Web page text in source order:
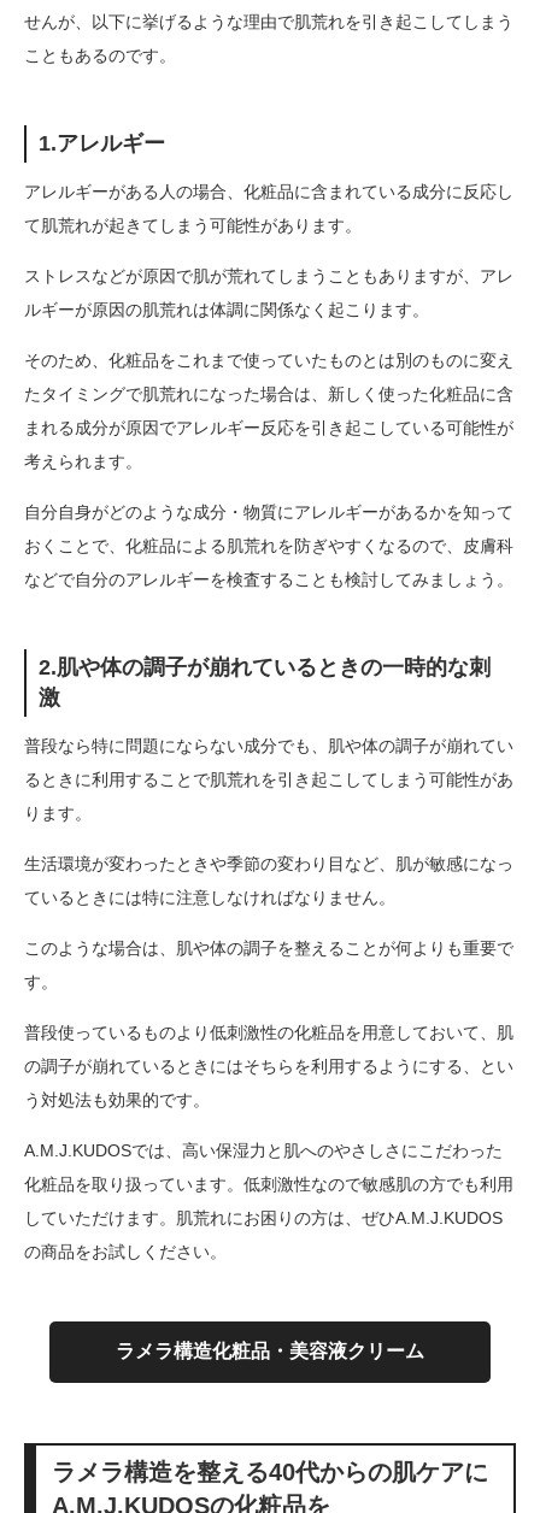
せんが、以下に挙げるような理由で肌荒れを引き起こしてしまう
こともあるのです。
1.アレルギー
アレルギーがある人の場合、化粧品に含まれている成分に反応し
て肌荒れが起きてしまう可能性があります。
ストレスなどが原因で肌が荒れてしまうこともありますが、アレ
ルギーが原因の肌荒れは体調に関係なく起こります。
そのため、化粧品をこれまで使っていたものとは別のものに変え
たタイミングで肌荒れになった場合は、新しく使った化粧品に含
まれる成分が原因でアレルギー反応を引き起こしている可能性が
考えられます。
自分自身がどのような成分・物質にアレルギーがあるかを知って
おくことで、化粧品による肌荒れを防ぎやすくなるので、皮膚科
などで自分のアレルギーを検査することも検討してみましょう。
2.肌や体の調子が崩れているときの一時的な刺
激
普段なら特に問題にならない成分でも、肌や体の調子が崩れてい
るときに利用することで肌荒れを引き起こしてしまう可能性があ
ります。
生活環境が変わったときや季節の変わり目など、肌が敏感になっ
ているときには特に注意しなければなりません。
このような場合は、肌や体の調子を整えることが何よりも重要で
す。
普段使っているものより低刺激性の化粧品を用意しておいて、肌
の調子が崩れているときにはそちらを利用するようにする、とい
う対処法も効果的です。
A.M.J.KUDOSでは、高い保湿力と肌へのやさしさにこだわった
化粧品を取り扱っています。低刺激性なので敏感肌の方でも利用
していただけます。肌荒れにお困りの方は、ぜひA.M.J.KUDOS
の商品をお試しください。
ラメラ構造化粧品・美容液クリーム
ラメラ構造を整える40代からの肌ケアに
A.M.J.KUDOSの化粧品を